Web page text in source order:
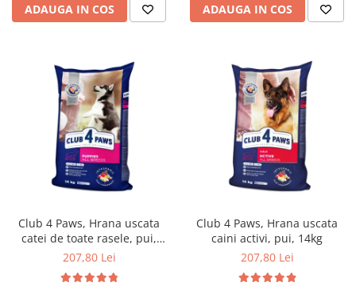
ADAUGA IN COS ADAUGA IN COS
Club 4 Paws, Hrana uscata
catei de toate rasele, pui,
14kg
207,80 Lei
Club 4 Paws, Hrana uscata
caini activi, pui, 14kg
207,80 Lei